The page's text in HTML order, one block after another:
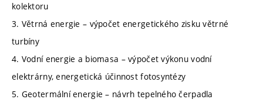
kolektoru
3. Větrná energie – výpočet energetického zisku větrné
turbíny
4. Vodní energie a biomasa – výpočet výkonu vodní
elektrárny, energetická účinnost fotosyntézy
5. Geotermální energie – návrh tepelného čerpadla